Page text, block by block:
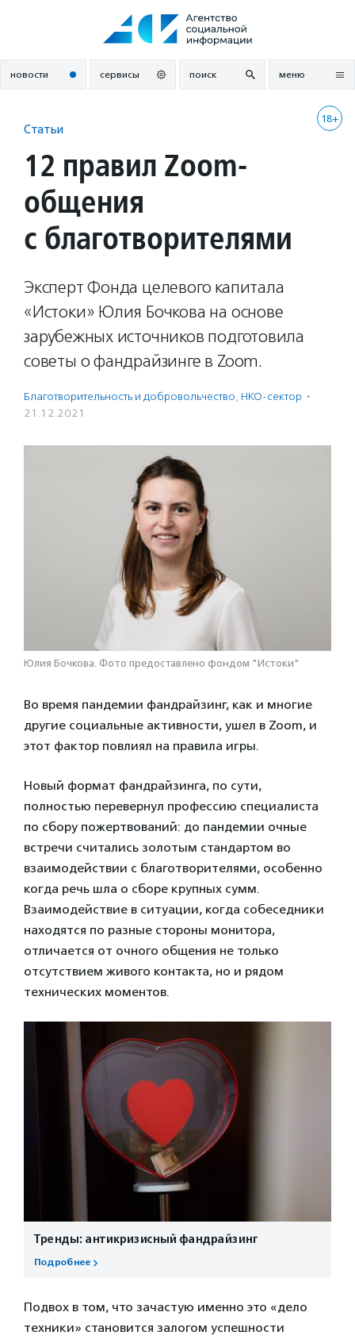
новости сервисы поиск меню
18+
Статьи
12 правил Zoom-
общения
с благотворителями
Эксперт Фонда целевого капитала
«Истоки» Юлия Бочкова на основе
зарубежных источников подготовила
советы о фандрайзинге в Zoom.
Благотвори­тель­ность и доброволь­чест­во, НКО-сектор ·
21.12.2021
Юлия Бочкова. Фото предоставлено фондом "Истоки"
Во время пандемии фандрайзинг, как и многие
другие социальные активности, ушел в Zoom, и
этот фактор повлиял на правила игры.
Новый формат фандрайзинга, по сути,
полностью перевернул профессию специалиста
по сбору пожертвований: до пандемии очные
встречи считались золотым стандартом во
взаимодействии с благотворителями, особенно
когда речь шла о сборе крупных сумм.
Взаимодействие в ситуации, когда собеседники
находятся по разные стороны монитора,
отличается от очного общения не только
отсутствием живого контакта, но и рядом
технических моментов.
Тренды: антикризисный фандрайзинг
Подробнее
Подвох в том, что зачастую именно это «дело
техники» становится залогом успешности